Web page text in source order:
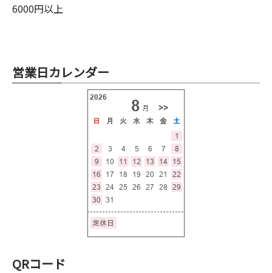
6000円以上
営業日カレンダー
QRコード